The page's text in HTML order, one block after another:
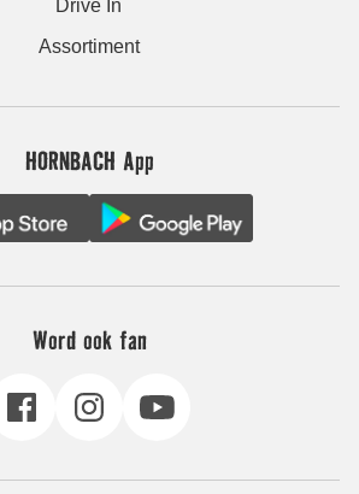
Drive In
Assortiment
HORNBACH App
Word ook fan